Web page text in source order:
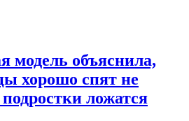
модель объяснила,
хорошо спят не
ложатся